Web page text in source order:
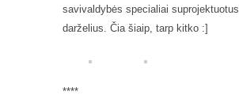
savivaldybės specialiai suprojektuotus
darželius. Čia šiaip, tarp kitko :]
****